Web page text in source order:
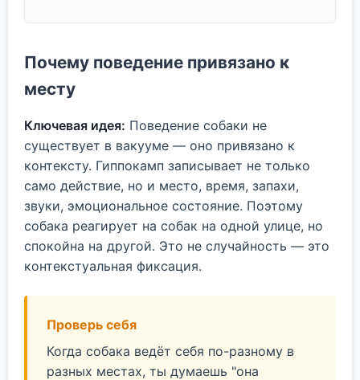
Почему поведение привязано к
месту
Ключевая идея: Поведение собаки не
существует в вакууме — оно привязано к
контексту. Гиппокамп записывает не только
само действие, но и место, время, запахи,
звуки, эмоциональное состояние. Поэтому
собака реагирует на собак на одной улице, но
спокойна на другой. Это не случайность — это
контекстуальная фиксация.
Проверь себя
Когда собака ведёт себя по-разному в
разных местах, ты думаешь "она